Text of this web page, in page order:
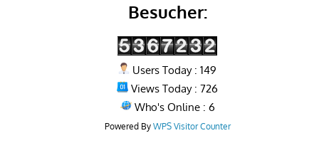
Besucher:
Users Today : 149
Views Today : 726
Who's Online : 6
Powered By WPS Visitor Counter